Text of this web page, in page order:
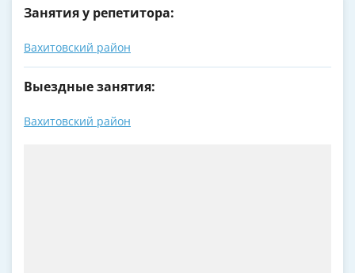
Занятия у репетитора:
Вахитовский район
Выездные занятия:
Вахитовский район